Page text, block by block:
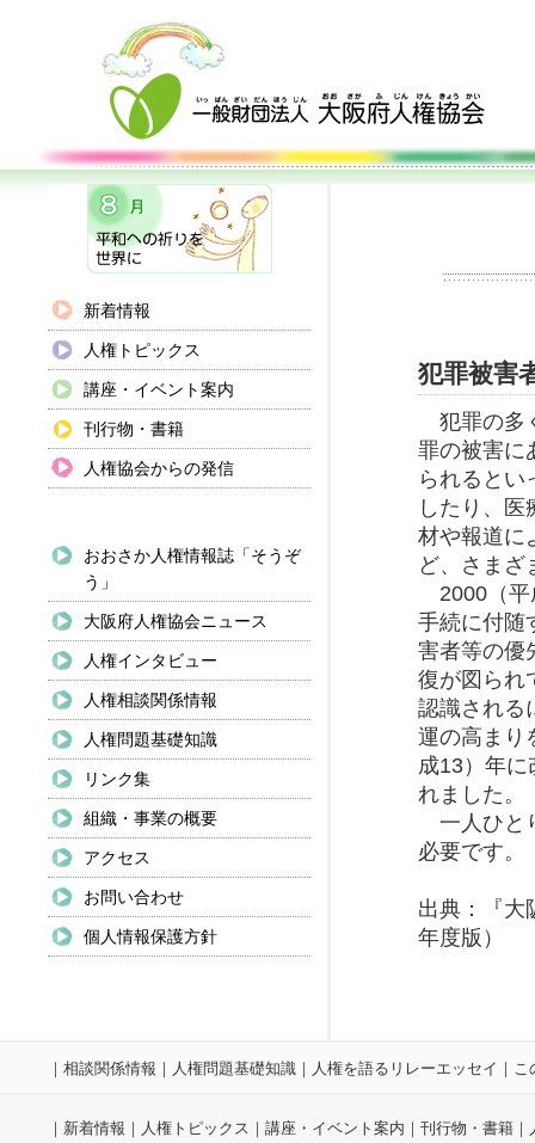
新着情報
人権トピックス
講座・イベント案内
刊行物・書籍
人権協会からの発信
おおさか人権情報誌「そうぞ
う」
大阪府人権協会ニュース
人権インタビュー
人権相談関係情報
人権問題基礎知識
リンク集
組織・事業の概要
アクセス
お問い合わせ
個人情報保護方針
犯罪被害
犯罪の多
罪の被害に
られるとい
したり、
材や報道に
ど、さまざ
2000（平
手続に付随
害者等の優
復が図られ
認識される
運の高まり
成13）年
れました。
一人ひと
必要です。
出典：『大
年度版）
｜ 相談関係情報 ｜ 人権問題基礎知識 ｜ 人権を語るリレーエッセイ ｜ こ
｜ 新着情報 ｜ 人権トピックス ｜ 講座・イベント案内 ｜ 刊行物・書籍 ｜